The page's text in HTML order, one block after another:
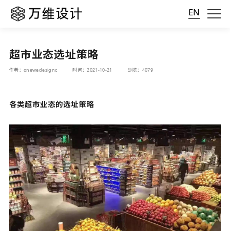
EN
超市业态选址策略
作者：onewedesignc 时间：2021-10-21 浏览：4079
各类超市业态的选址策略